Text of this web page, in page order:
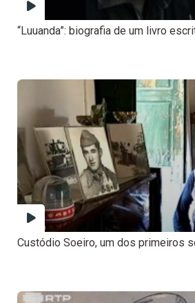
“Luuanda”: biografia de um livro
Custódio Soeiro, um dos primeiros